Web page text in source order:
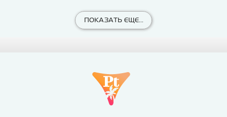
ПОКАЗАТЬ ЕЩЕ...